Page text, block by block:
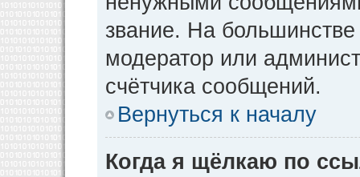
звание. На
модератор или
счётчика сообщений.
Вернуться к началу
Когда я щёлкаю по